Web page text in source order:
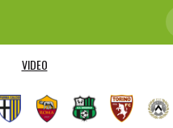
VIDEO